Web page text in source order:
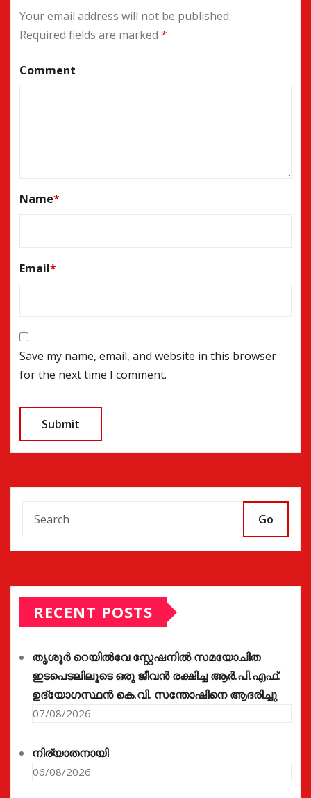
Your email address will not be published.
Required fields are marked *
Comment
Name*
Email*
Save my name, email, and website in this browser
for the next time I comment.
Go
RECENT POSTS
തൃശൂർ റെയിൽവേ സ്റ്റേഷനിൽ സമയോചിത
ഇടപെടലിലൂടെ ഒരു ജീവൻ രക്ഷിച്ച ആർ.പി.എഫ്.
ഉദ്യോഗസ്ഥൻ കെ.വി. സന്തോഷിനെ ആദരിച്ചു
07/08/2026
നിര്യാതനായി
06/08/2026